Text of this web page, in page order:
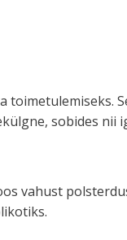
sobides nii
vahust